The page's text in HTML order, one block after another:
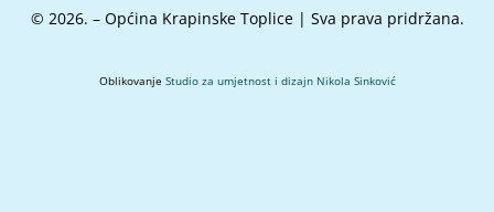
© 2026. – Općina Krapinske Toplice | Sva prava pridržana.
Oblikovanje Studio za umjetnost i dizajn Nikola Sinković